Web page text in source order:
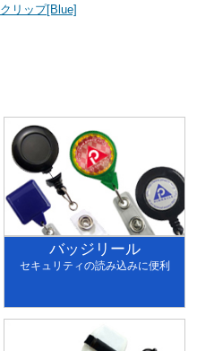
クリップ[Blue]
バッジリール
セキュリティの読み込みに便利